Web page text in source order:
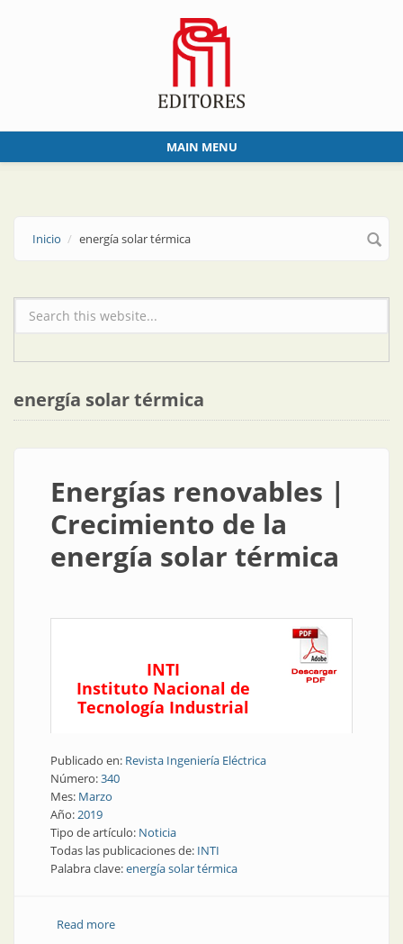
MAIN MENU
Inicio energía solar térmica
Formulario de búsqueda
energía solar térmica
Energías renovables |
Crecimiento de la
energía solar térmica
INTI
Instituto Nacional de
Tecnología Industrial
Publicado en: Revista Ingeniería Eléctrica
Número:340
Mes: Marzo
Año:2019
Tipo de artículo: Noticia
Todas las publicaciones de: INTI
Palabra clave:energía solar térmica
Read moreabout Energías renovables | Crecimiento de la